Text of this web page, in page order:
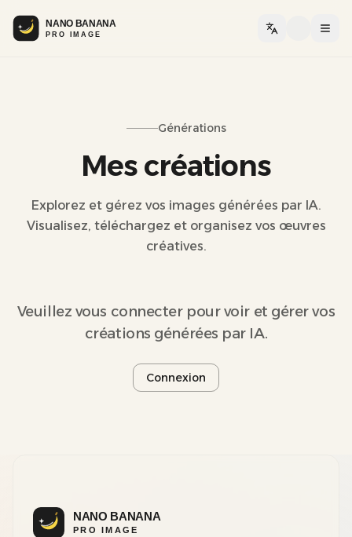
Générations
Mes créations
Explorez et gérez vos images générées par IA.
Visualisez, téléchargez et organisez vos œuvres
créatives.
Veuillez vous connecter pour voir et gérer vos
créations générées par IA.
Connexion